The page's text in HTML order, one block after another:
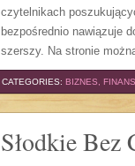
czytelnikach
bezpośrednio nawiązuje
szerszy. Na stronie
CATEGORIES: BIZNES,
Słodkie Bez